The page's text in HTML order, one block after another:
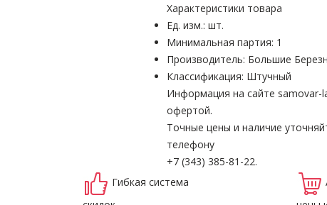
Характеристики товара
Ед. изм.: шт.
Минимальная партия: 1
Производитель: Большие
Классификация: Штучный
Информация на сайте samovar-
офертой.
Точные цены и наличие
телефону
+7 (343) 385-81-22.
Гибкая система